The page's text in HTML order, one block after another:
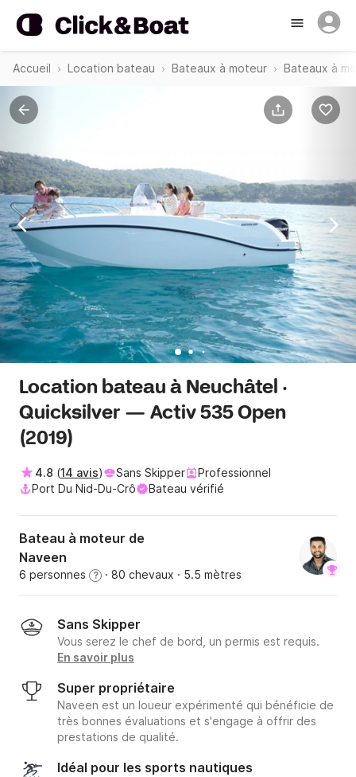
Accueil Location bateau Bateaux à moteur Bateaux à
Location bateau à Neuchâtel ·
Quicksilver — Activ 535 Open
(2019)
4.8 (14 avis) Sans Skipper
Professionnel
Port Du Nid-Du-Crô
Bateau vérifié
Bateau à moteur de
Naveen
6 personnes ? · 80 chevaux · 5.5 mètres
Sans Skipper
Vous serez le chef de bord, un permis est requis.
En savoir plus
Super propriétaire
Naveen est un loueur expérimenté qui bénéficie de
très bonnes évaluations et s'engage à offrir des
prestations de qualité.
Idéal pour les sports nautiques